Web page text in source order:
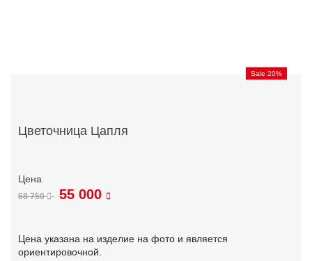
Sale 20%
Цветочница Цапля
68 750 55 000
Цена указана на изделие на фото и является
ориентировочной.